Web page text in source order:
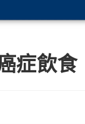
症飲食